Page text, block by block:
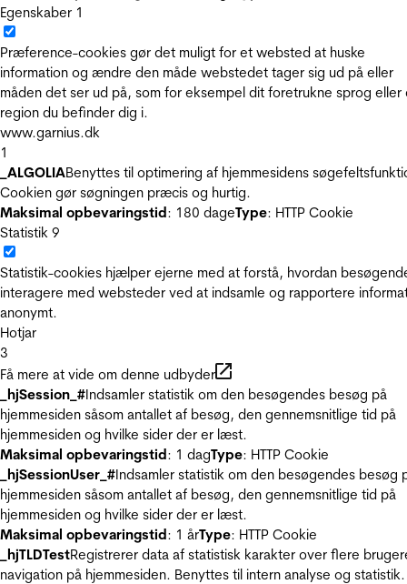
Egenskaber 1
Præference-cookies gør det muligt for et websted at huske
information og ændre den måde webstedet tager sig ud på eller
måden det ser ud på, som for eksempel dit foretrukne sprog eller
region du befinder dig i.
www.garnius.dk
1
_ALGOLIABenyttes til optimering af hjemmesidens
Cookien gør søgningen præcis og hurtig.
Maksimal opbevaringstid: 180 dageType: HTTP Cookie
Statistik 9
Statistik-cookies hjælper ejerne med at forstå, hvordan
interagere med websteder ved at indsamle og rapportere
anonymt.
Hotjar
3
Få mere at vide om denne udbyder
_hjSession_#Indsamler statistik om den besøgendes besøg på
hjemmesiden såsom antallet af besøg, den gennemsnitlige tid på
hjemmesiden og hvilke sider der er læst.
Maksimal opbevaringstid: 1 dagType: HTTP Cookie
_hjSessionUser_#Indsamler statistik om den besøgendes besøg
hjemmesiden såsom antallet af besøg, den gennemsnitlige tid på
hjemmesiden og hvilke sider der er læst.
Maksimal opbevaringstid: 1 årType: HTTP Cookie
_hjTLDTestRegistrerer data af statistisk karakter over flere
navigation på hjemmesiden. Benyttes til intern analyse og statistik.